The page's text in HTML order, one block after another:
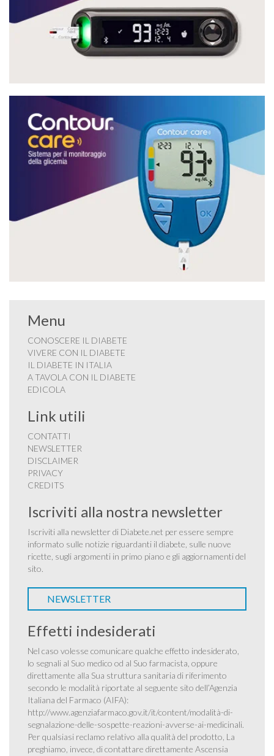
Menu
CONOSCERE IL DIABETE
VIVERE CON IL DIABETE
IL DIABETE IN ITALIA
A TAVOLA CON IL DIABETE
EDICOLA
Link utili
CONTATTI
NEWSLETTER
DISCLAIMER
PRIVACY
CREDITS
Iscriviti alla nostra newsletter
Iscriviti alla newsletter di Diabete.net per essere sempre
informato sulle notizie riguardanti il diabete, sulle nuove
ricette, sugli argomenti in primo piano e gli aggiornamenti del
sito.
NEWSLETTER
Effetti indesiderati
Nel caso volesse comunicare qualche effetto indesiderato,
lo segnali al Suo medico od al Suo farmacista, oppure
direttamente alla Sua struttura sanitaria di riferimento
secondo le modalità riportate al seguente sito dell’Agenzia
Italiana del Farmaco (AIFA):
http://www.agenziafarmaco.gov.it/it/content/modalità-di-
segnalazione-delle-sospette-reazioni-avverse-ai-medicinali.
Per qualsiasi reclamo relativo alla qualità del prodotto, La
preghiamo, invece, di contattare direttamente Ascensia